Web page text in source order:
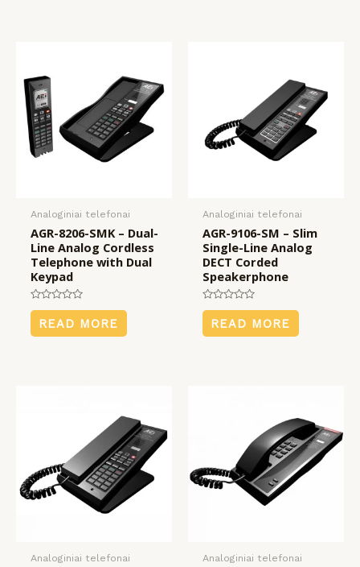
Analoginiai telefonai
AGR-8206-SMK – Dual-
Line Analog Cordless
Telephone with Dual
Keypad
Rated
out
of
READ MORE
Analoginiai telefonai
AGR-9106-SM – Slim
Single-Line Analog
DECT Corded
Speakerphone
Rated
out
of
READ MORE
Analoginiai telefonai Analoginiai telefonai